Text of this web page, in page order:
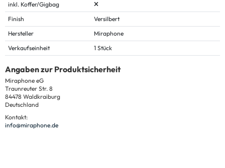
inkl. Koffer/Gigbag
Finish
Versilbert
Hersteller
Miraphone
Verkaufseinheit
1 Stück
Angaben zur Produktsicherheit
Miraphone eG
Traunreuter Str. 8
84478 Waldkraiburg
Deutschland
Kontakt:
info@miraphone.de